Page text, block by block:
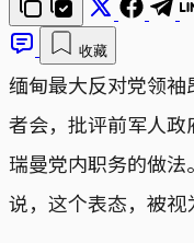
收藏
缅甸最大反对党领
者会，批评前军人
瑞曼党内职务的做
说，这个表态，被视